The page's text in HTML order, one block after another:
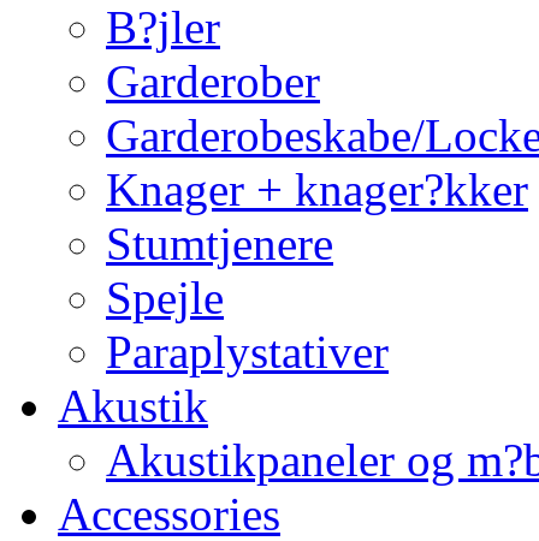
B?jler
Garderober
Garderobeskabe/
Knager + knager?kker
Stumtjenere
Spejle
Paraplystativer
Akustik
Akustikpaneler og
Accessories